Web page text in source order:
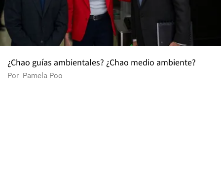
¿Chao guías ambientales? ¿Chao medio ambiente?
Por Pamela Poo